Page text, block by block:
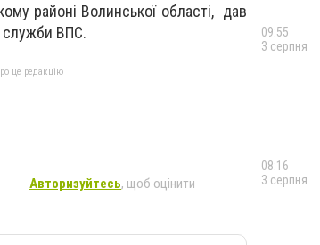
районі Волинської області, дав
служби ВПС.
це редакцію
Авторизуйтесь, щоб оцінити
09:55
3 серпня
08:16
3 серпня